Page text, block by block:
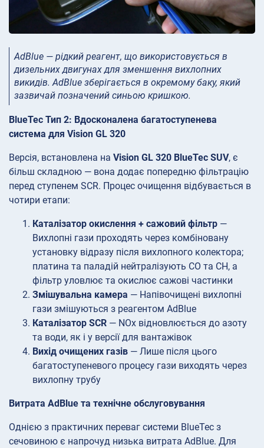
AdBlue — рідкий реагент, що використовується в
дизельних двигунах для зменшення вихлопних
викидів. AdBlue зберігається в окремому баку, який
зазвичай позначений синьою кришкою.
BlueTec Тип 2: Вдосконалена багатоступенева
система для Vision GL 320
Версія, встановлена на Vision GL 320 BlueTec SUV, є
більш складною — вона додає попередню фільтрацію
перед ступенем SCR. Процес очищення відбувається в
чотири етапи:
Каталізатор окислення + сажовий фільтр —
Вихлопні гази проходять через комбіновану
установку відразу після вихлопного колектора;
платина та паладій нейтралізують CO та CH, а
фільтр уловлює та окислює сажові частинки
Змішувальна камера — Напівочищені вихлопні
гази змішуються з реагентом AdBlue
Каталізатор SCR — NOx відновлюється до азоту
та води, як і у версії для вантажівок
Вихід очищених газів — Лише після цього
багатоступеневого процесу гази виходять через
вихлопну трубу
Витрата AdBlue та технічне обслуговування
Однією з практичних переваг системи BlueTec з
сечовиною є напрочуд низька витрата AdBlue. Для